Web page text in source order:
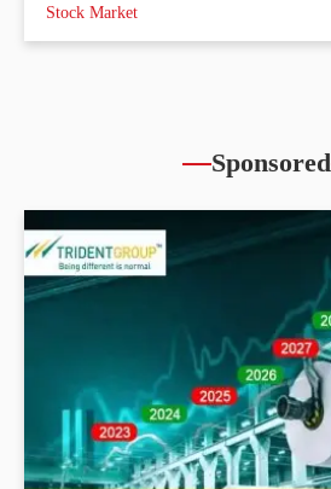
Stock Market
Sponsored